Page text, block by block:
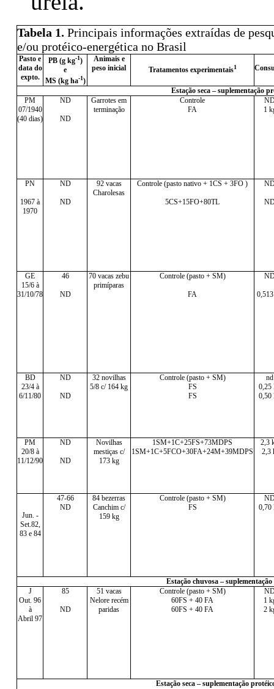
Tabela 1. Principais informações extraídas de
e/ou protéico-energética no Brasil
Pasto e
data do
expto.
PB (g kg-1)
e
MS (kg ha-1)
Animais e
peso inicial
Tratamentos experimentais1
Estação seca – suplementação
PM
07/1940
(40 dias)
ND
ND
Garrotes em
terminação
Controle
FA
1
PN
1967 à
1970
ND
ND
92 vacas
Charolesas
Controle (pasto nativo + 1CS + 3FO )
5CS+15FO+80TL
GE
15/6 à
31/10/78
46
ND
70 vacas zebu
primíparas
Controle (pasto + SM)
FA
BD
23/4 à
6/11/80
ND
ND
32 novilhas
5/8 c/ 164 kg
Controle (pasto + SM)
FS
FS
nd
0,25
0,50
PM
20/8 à
11/12/90
ND
ND
Novilhas
mestiças c/
173 kg
1SM+1C+25FS+73MDPS
1SM+1C+5FCO+30FA+24M+39MDPS
2,3
2,3
Jun. -
Set.82,
83 e 84
47-66
ND
84 bezerras
Canchim c/
159 kg
Controle (pasto + SM)
FS
0,70
Estação chuvosa –
J
Out. 96
à
Abril 97
85
ND
51 vacas
Nelore recém
paridas
Controle (pasto + SM)
60FS + 40 FA
60FS + 40 FA
1
2
Estação seca – suplementação